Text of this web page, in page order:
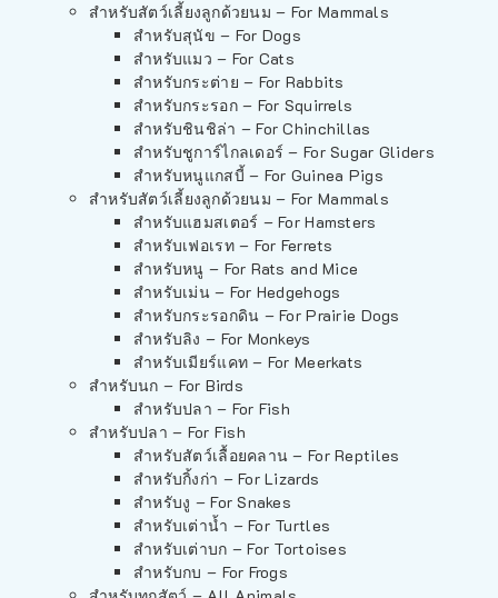
สำหรับสัตว์เลี้ยงลูกด้วยนม – For Mammals
สำหรับสุนัข – For Dogs
สำหรับแมว – For Cats
สำหรับกระต่าย – For Rabbits
สำหรับกระรอก – For Squirrels
สำหรับชินชิล่า – For Chinchillas
สำหรับชูการ์ไกลเดอร์ – For Sugar Gliders
สำหรับหนูแกสบี้ – For Guinea Pigs
สำหรับสัตว์เลี้ยงลูกด้วยนม – For Mammals
สำหรับแฮมสเตอร์ – For Hamsters
สำหรับเฟอเรท – For Ferrets
สำหรับหนู – For Rats and Mice
สำหรับเม่น – For Hedgehogs
สำหรับกระรอกดิน – For Prairie Dogs
สำหรับลิง – For Monkeys
สำหรับเมียร์แคท – For Meerkats
สำหรับนก – For Birds
สำหรับปลา – For Fish
สำหรับปลา – For Fish
สำหรับสัตว์เลื้อยคลาน – For Reptiles
สำหรับกิ้งก่า – For Lizards
สำหรับงู – For Snakes
สำหรับเต่าน้ำ – For Turtles
สำหรับเต่าบก – For Tortoises
สำหรับกบ – For Frogs